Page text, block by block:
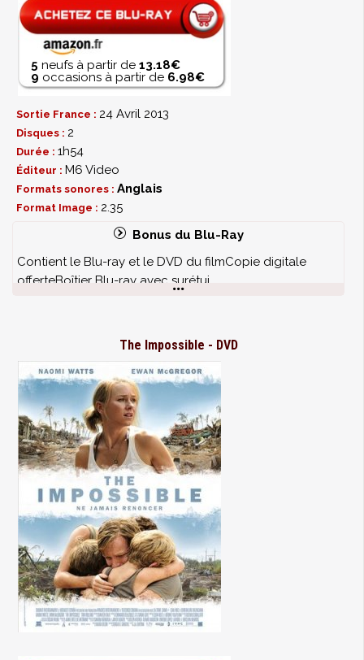
5 neufs à partir de 13.18€
9 occasions à partir de 6.98€
Sortie France : 24 Avril 2013
Disques : 2
Durée : 1h54
Éditeur : M6 Video
Formats sonores : Anglais
Format Image : 2.35
Bonus du Blu-Ray
Contient le Blu-ray et le DVD du filmCopie digitale
offerteBoîtier Blu-ray avec surétui
The Impossible - DVD